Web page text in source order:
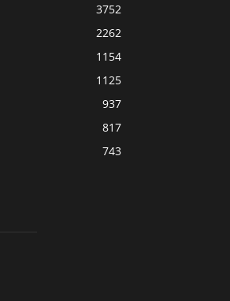
3752
2262
1154
1125
937
817
743